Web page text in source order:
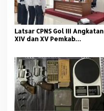
Latsar CPNS Gol III Angkatan
XIV dan XV Pemkab